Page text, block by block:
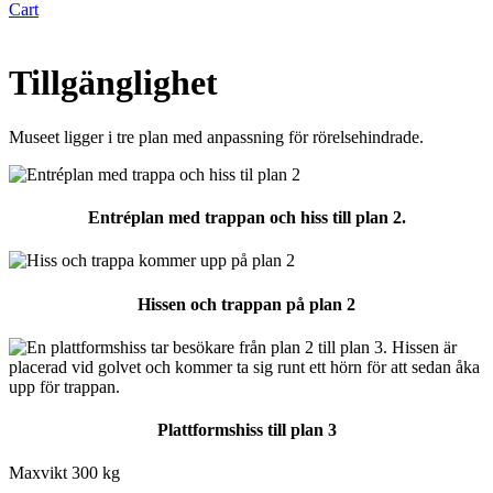
Cart
Tillgänglighet
Museet ligger i tre plan med anpassning för rörelsehindrade.
Entréplan med trappan och hiss till plan 2.
Hissen och trappan på plan 2
Plattformshiss till plan 3
Maxvikt 300 kg